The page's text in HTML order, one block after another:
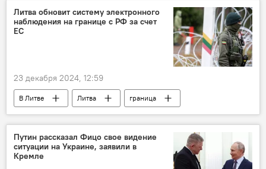
Литва обновит систему электронного
наблюдения на границе с РФ за счет
ЕС
23 декабря 2024, 12:59
В Литве Литва
граница
государственная граница
Россия
Укрепление Литвой границы с РФ и Белоруссией
Путин рассказал Фицо свое видение
ситуации на Украине, заявили в
Кремле